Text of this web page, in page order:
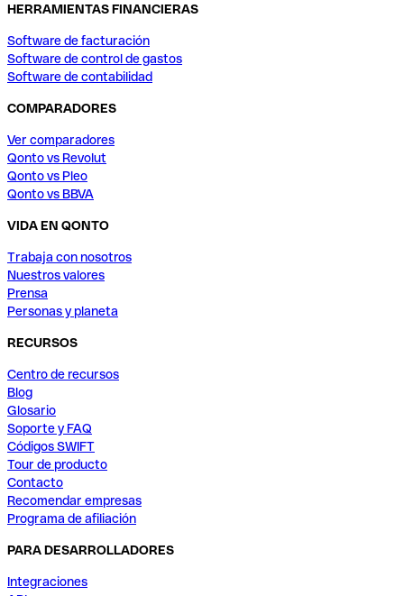
HERRAMIENTAS FINANCIERAS
Software de facturación
Software de control de gastos
Software de contabilidad
COMPARADORES
Ver comparadores
Qonto vs Revolut
Qonto vs Pleo
Qonto vs BBVA
VIDA EN QONTO
Trabaja con nosotros
Nuestros valores
Prensa
Personas y planeta
RECURSOS
Centro de recursos
Blog
Glosario
Soporte y FAQ
Códigos SWIFT
Tour de producto
Contacto
Recomendar empresas
Programa de afiliación
PARA DESARROLLADORES
Integraciones